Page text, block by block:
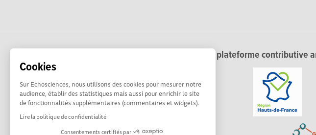
Cookies
Sur Echosciences, nous utilisons des cookies pour mesurer notre
audience, établir des statistiques mais aussi pour enrichir le site
de fonctionnalités supplémentaires (commentaires et widgets).
Lire la politique de confidentialité
Consentements certifiés par
Echosciences Hauts-de-France est une plateforme